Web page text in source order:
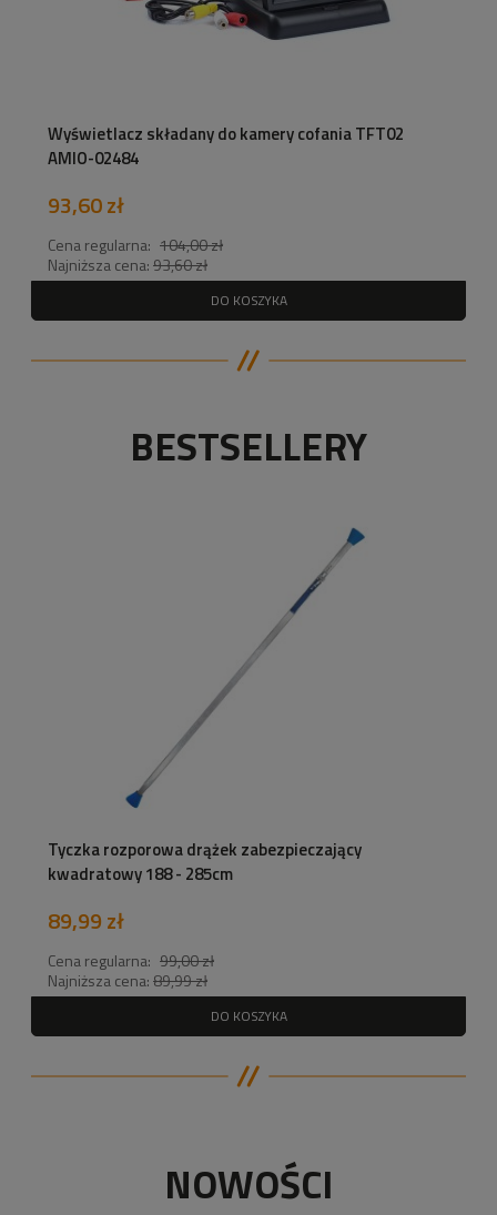
Wyświetlacz składany do kamery cofania TFT02
AMIO-02484
93,60 zł
Cena regularna: 104,00 zł
Najniższa cena:93,60 zł
DO KOSZYKA
BESTSELLERY
Tyczka rozporowa drążek zabezpieczający
kwadratowy 188 - 285cm
89,99 zł
Cena regularna: 99,00 zł
Najniższa cena:89,99 zł
DO KOSZYKA
NOWOŚCI